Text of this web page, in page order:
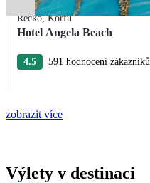
Řecko,Korfu
Hotel Angela Beach
4.5
591 hodnocení zákazníků
zobrazit více
Výlety v destinaci